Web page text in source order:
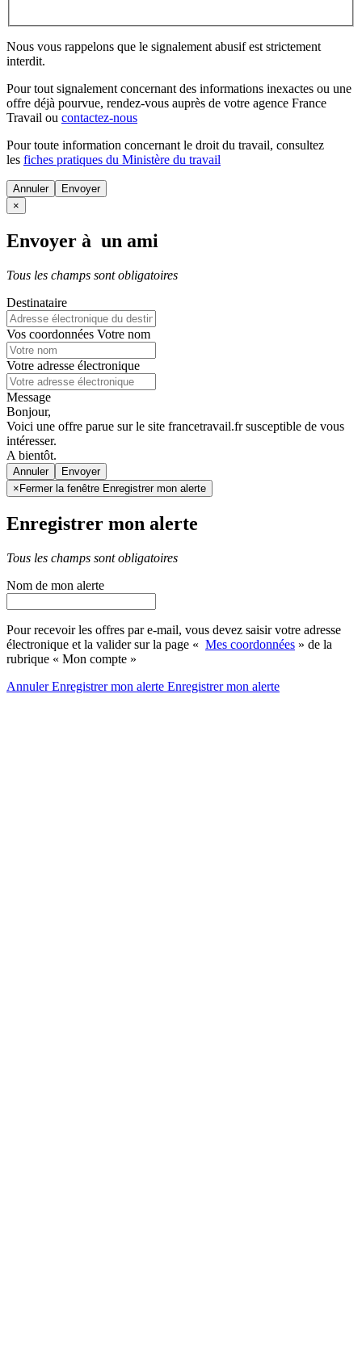
Nous vous rappelons que le signalement abusif est strictement
interdit.
Pour tout signalement concernant des informations inexactes ou une
offre déjà pourvue, rendez-vous auprès de votre agence France
Travail ou contactez-nous
Pour toute information concernant le droit du travail, consultez
les fiches pratiques du Ministère du travail
Annuler
×
Envoyer à un ami
Tous les champs sont obligatoires
Destinataire
Vos coordonnées Votre nom
Votre adresse électronique
Message
Bonjour,
Voici une offre parue sur le site francetravail.fr susceptible de vous
intéresser.
A bientôt.
Annuler
× Fermer la fenêtre Enregistrer mon alerte
Enregistrer mon alerte
Tous les champs sont obligatoires
Nom de mon alerte
Pour recevoir les offres par e-mail, vous devez saisir votre adresse
électronique et la valider sur la page « Mes coordonnées » de la
rubrique « Mon compte »
AnnulerEnregistrer mon alerte Enregistrermon alerte